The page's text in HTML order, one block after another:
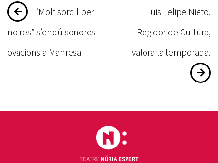
Navegació
d'entrades
“Molt soroll per
no res” s’endú sonores
ovacions a Manresa
Luis Felipe Nieto,
Regidor de Cultura,
valora la temporada.